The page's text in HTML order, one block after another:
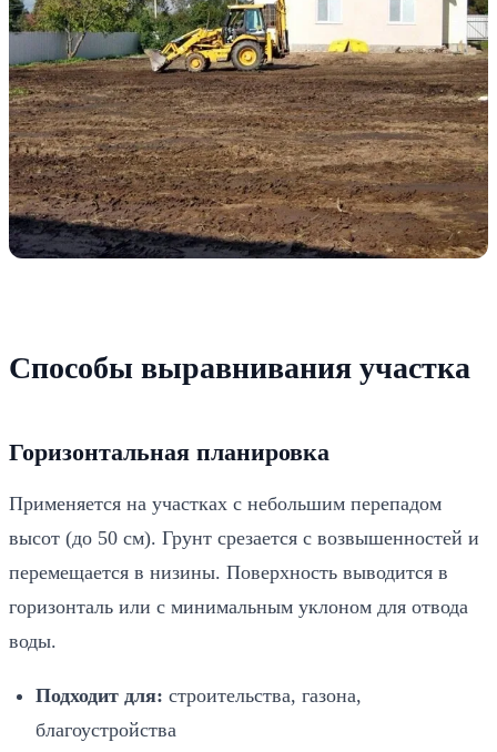
Способы выравнивания участка
Горизонтальная планировка
Применяется на участках с небольшим перепадом
высот (до 50 см). Грунт срезается с возвышенностей и
перемещается в низины. Поверхность выводится в
горизонталь или с минимальным уклоном для отвода
воды.
Подходит для: строительства, газона,
благоустройства